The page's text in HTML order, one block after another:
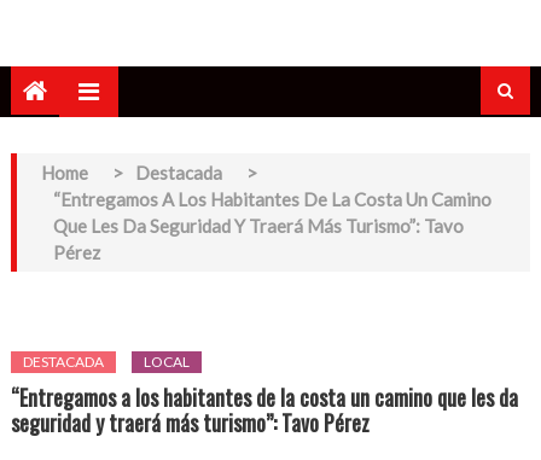
Home > Destacada
>
“Entregamos A Los Habitantes De La Costa Un Camino
Que Les Da Seguridad Y Traerá Más Turismo”: Tavo
Pérez
DESTACADA LOCAL
“Entregamos a los habitantes de la costa un camino que les da
seguridad y traerá más turismo”: Tavo Pérez